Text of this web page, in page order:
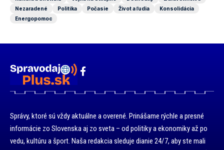
Nezaradené
Politika Počasie Život a ľudia
Konsolidácia
Energopomoc
Správy, ktoré sú vždy aktuálne a overené. Prinášame rýchle a presné
informácie zo Slovenska aj zo sveta – od politiky a ekonomiky až po
vedu, kultúru a šport. Naša redakcia sleduje dianie 24/7, aby ste mali